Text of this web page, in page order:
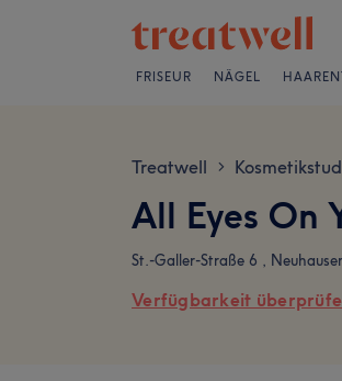
FRISEUR NÄGEL
Treatwell >
All Eyes On
St.-Galler-Straße 6 ,
Verfügbarkeit